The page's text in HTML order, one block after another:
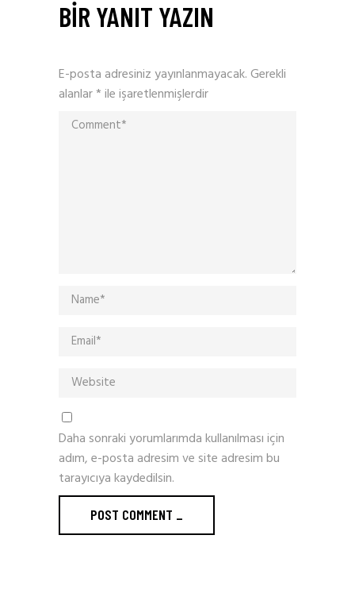
BIR YANIT YAZIN
E-posta adresiniz yayınlanmayacak.Gerekli
alanlar*ile işaretlenmişlerdir
Daha sonraki yorumlarımda kullanılması için
adım, e-posta adresim ve site adresim bu
tarayıcıya kaydedilsin.
POST COMMENT _